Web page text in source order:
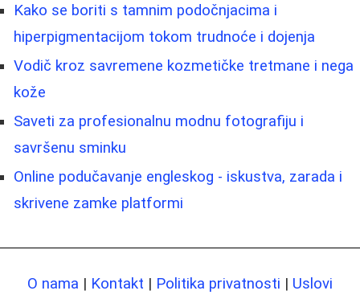
Kako se boriti s tamnim podočnjacima i
hiperpigmentacijom tokom trudnoće i dojenja
Vodič kroz savremene kozmetičke tretmane i nega
kože
Saveti za profesionalnu modnu fotografiju i
savršenu sminku
Online podučavanje engleskog - iskustva, zarada i
skrivene zamke platformi
O nama | Kontakt | Politika privatnosti | Uslovi